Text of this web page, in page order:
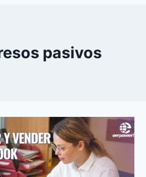
pasivos